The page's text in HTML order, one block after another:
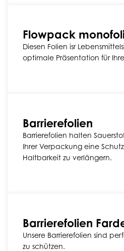
Flowpack
Diesen Folien isr
optimale Präsentation für
Barrierefolien
Barrierefolien halten
Ihrer Verpackung eine
Haltbarkeit zu verlängern.
Barrierefolien
Unsere Barrierefolien sind
zu schützen.